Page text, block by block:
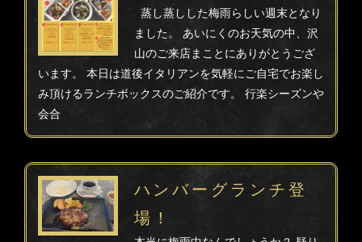
蒸し蒸しした梅雨らしい週末となり
ました。 あいにくのお天気の中、沢
山のご来店まことにありがとうござ
います。 本日は道後イタリアンを気軽にご自宅でお楽し
み頂けるランチボックスのご紹介です。 行楽シーズンや
会合
ハンバーグランチ登
場！